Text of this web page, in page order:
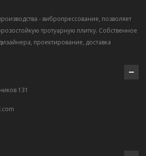
- вибропрессование, позволяет
тротуарную плитку. Собственное
проектирование, доставка
131